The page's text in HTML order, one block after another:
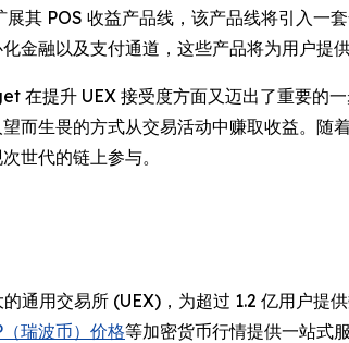
其 POS 收益产品线，该产品线将引入一
金融以及支付通道，这些产品将为用户提
在提升 UEX 接受度方面又迈出了重要的
而生畏的方式从交易活动中赚取收益。
世代的链上参与。
通用交易所 (UEX)，为超过 1.2 亿用户
瑞波币）价格等加密货币行情提供一站式